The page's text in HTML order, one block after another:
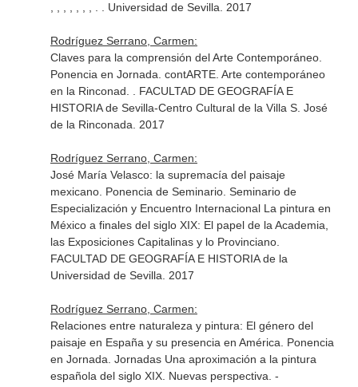
, , , , , , , . . Universidad de Sevilla. 2017
Rodríguez Serrano, Carmen:
Claves para la comprensión del Arte Contemporáneo.
Ponencia en Jornada. contARTE. Arte contemporáneo
en la Rinconad. . FACULTAD DE GEOGRAFÍA E
HISTORIA de Sevilla-Centro Cultural de la Villa S. José
de la Rinconada. 2017
Rodríguez Serrano, Carmen:
José María Velasco: la supremacía del paisaje
mexicano. Ponencia de Seminario. Seminario de
Especialización y Encuentro Internacional La pintura en
México a finales del siglo XIX: El papel de la Academia,
las Exposiciones Capitalinas y lo Provinciano.
FACULTAD DE GEOGRAFÍA E HISTORIA de la
Universidad de Sevilla. 2017
Rodríguez Serrano, Carmen:
Relaciones entre naturaleza y pintura: El género del
paisaje en España y su presencia en América. Ponencia
en Jornada. Jornadas Una aproximación a la pintura
española del siglo XIX. Nuevas perspectiva. -